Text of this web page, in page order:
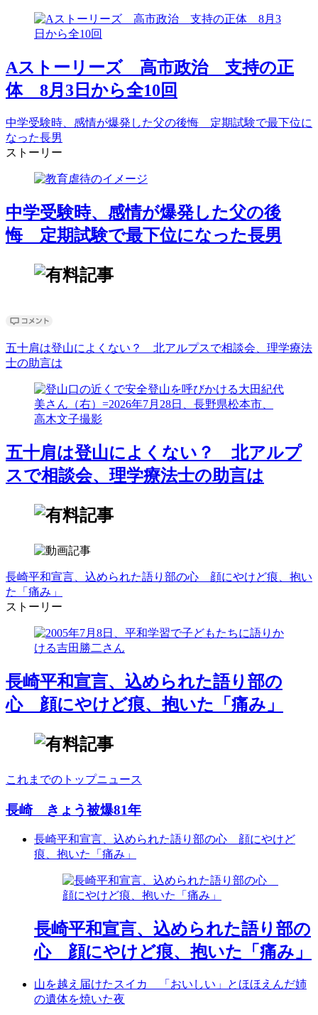
Aストーリーズ 高市政治 支持の正
体 8月3日から全10回
中学受験時、感情が爆発した父の後悔 定期試験で最下位に
なった長男
ストーリー
中学受験時、感情が爆発した父の後
悔 定期試験で最下位になった長男
五十肩は登山によくない？ 北アルプスで相談会、理学療法
士の助言は
五十肩は登山によくない？ 北アルプ
スで相談会、理学療法士の助言は
長崎平和宣言、込められた語り部の心 顔にやけど痕、抱い
た「痛み」
ストーリー
長崎平和宣言、込められた語り部の
心 顔にやけど痕、抱いた「痛み」
これまでのトップニュース
長崎 きょう被爆81年
長崎平和宣言、込められた語り部の心 顔にやけど
痕、抱いた「痛み」
長崎平和宣言、込められた語り部の
心 顔にやけど痕、抱いた「痛み」
山を越え届けたスイカ 「おいしい」とほほえんだ姉
の遺体を焼いた夜